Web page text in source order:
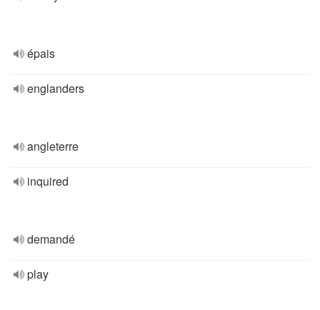
épais
englanders
angleterre
inquired
demandé
play